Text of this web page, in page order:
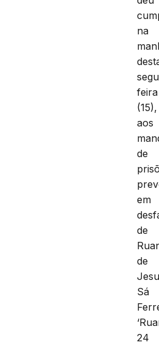
na
feira
(15),
aos
de
em
de
de
Sá
24